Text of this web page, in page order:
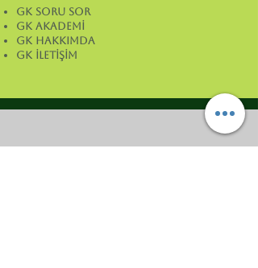
GK SORU SOR
GK AKADEMİ
GK HAKKIMDA
GK İLETİŞİM